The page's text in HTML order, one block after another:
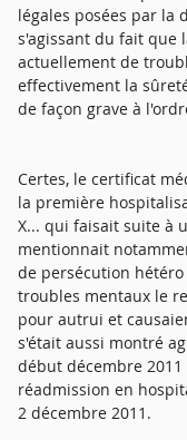
légales posées par la
s'agissant du fait que
actuellement de
effectivement la
de façon grave à
Certes, le certificat
la première
X... qui faisait suite à
mentionnait
de persécution
troubles mentaux le
pour autrui et
s'était aussi montré
début décembre
réadmission en
2 décembre 2011.